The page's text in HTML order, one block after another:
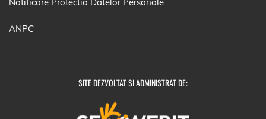
ANPC
SITE DEZVOLTAT SI ADMINISTRAT DE: